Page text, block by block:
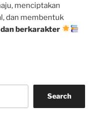
menciptakan
dan membentuk
berkarakter
Search